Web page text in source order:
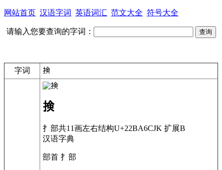
网站首页 汉语字词 英语词汇 范文大全 符号大全
请输入您要查询的字词：
字词 𢮦
𢮦
扌部共11画左右结构U+22BA6CJK 扩展B
汉语字典
部首 扌部